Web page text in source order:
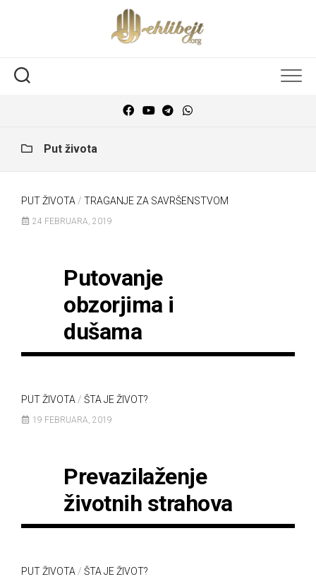
Put života
PUT ŽIVOTA / TRAGANJE ZA SAVRŠENSTVOM
24 FEBRUARA, 2019
Putovanje
obzorjima i
dušama
PUT ŽIVOTA / ŠTA JE ŽIVOT?
19 FEBRUARA, 2019
Prevazilaženje
životnih strahova
PUT ŽIVOTA / ŠTA JE ŽIVOT?